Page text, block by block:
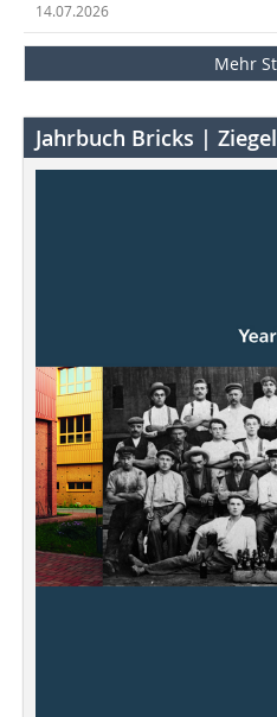
14.07.2026
Mehr
Jahrbuch Bricks |